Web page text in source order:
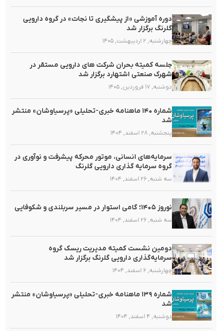
دوره آموزشی «از پیشگیری تا نجات» در گروه دارویی
گلرنگ برگزار شد
چهارشنبه, ۲ اردیبهشت, ۱۴۰۵
جلسه کمیته بحران شرکت های دارویی مستقر در
شهرک صنعتی اشتهارد برگزار شد
دوشنبه, ۱۷ فروردین, ۱۴۰۵
شماره ۱۴۰ ماهنامه خبری-تحلیلی «پرسیاوشان» منتشر
شد
پنجشنبه, ۲۸ اسفند, ۱۴۰۴
سرمایه‌های انسانی، موتور محرکه پیشرفت و نوآوری در
گروه سرمایه گذاری دارویی گلرنگ
سه شنبه, ۲۶ اسفند, ۱۴۰۴
نوروز ۱۴۰۵؛ گامی استوار در مسیر سربلندی و شکوفایی
سه شنبه, ۲۶ اسفند, ۱۴۰۴
دومین نشست کمیته مدیریت ریسک گروه
سرمایه‌گذاری دارویی گلرنگ برگزار شد
چهارشنبه, ۶ اسفند, ۱۴۰۴
شماره ۱۳۹ ماهنامه خبری-تحلیلی «پرسیاوشان» منتشر
شد
دوشنبه, ۴ اسفند, ۱۴۰۴